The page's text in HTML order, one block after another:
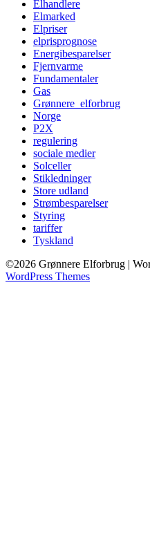
Elhandlere
Elmarked
Elpriser
elprisprognose
Energibesparelser
Fjernvarme
Fundamentaler
Gas
Grønnere_elforbrug
Norge
P2X
regulering
sociale medier
Solceller
Stikledninger
Store udland
Strømbesparelser
Styring
tariffer
Tyskland
©2026 Grønnere Elforbrug |
WordPress Themes